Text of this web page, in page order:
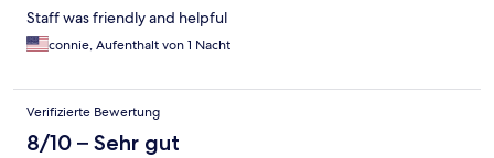
Staff was friendly and helpful
connie, Aufenthalt von 1 Nacht
Verifizierte Bewertung
8/10 – Sehr gut